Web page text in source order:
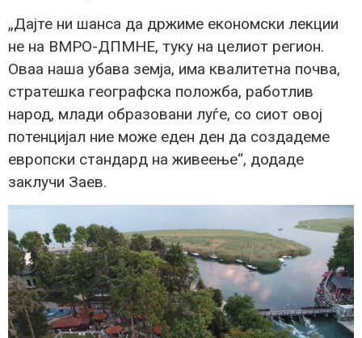
„Дајте ни шанса да држиме економски лекции
не на ВМРО-ДПМНЕ, туку на целиот регион.
Оваа наша убава земја, има квалитетна почва,
стратешка географска положба, работлив
народ, млади образовани луѓе, со сиот овој
потенцијал ние може еден ден да создадеме
европски стандард на живеење“, додаде
заклучи Заев.